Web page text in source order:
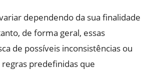
dependendo da sua finalidade
de forma geral, essas
de possíveis inconsistências ou
predefinidas que